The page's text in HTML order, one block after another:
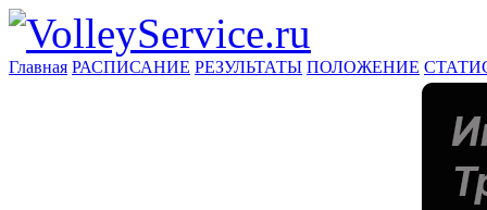
Главная РАСПИСАНИЕ РЕЗУЛЬТАТЫ ПОЛОЖЕНИЕ